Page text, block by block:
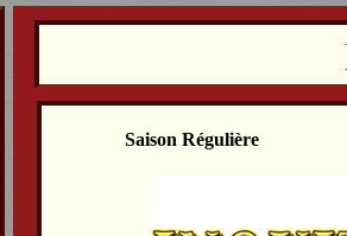
Saison Régulière